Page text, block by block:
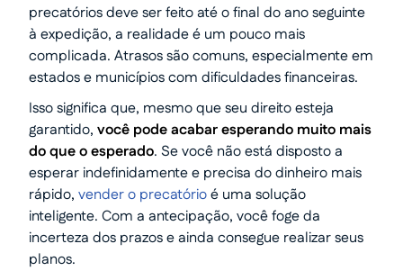
precatórios deve ser feito até o final do ano seguinte
à expedição, a realidade é um pouco mais
complicada. Atrasos são comuns, especialmente em
estados e municípios com dificuldades financeiras.
Isso significa que, mesmo que seu direito esteja
garantido, você pode acabar esperando muito mais
do que o esperado. Se você não está disposto a
esperar indefinidamente e precisa do dinheiro mais
rápido, vender o precatórioé uma solução
inteligente. Com a antecipação, você foge da
incerteza dos prazos e ainda consegue realizar seus
planos.